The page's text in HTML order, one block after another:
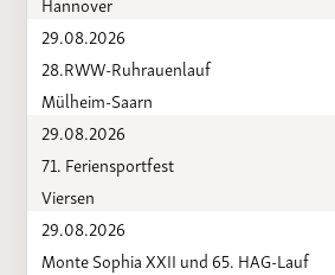
29.08.2026
28.RWW-Ruhrauenlauf
Mülheim-Saarn
29.08.2026
71. Feriensportfest
Viersen
29.08.2026
Monte Sophia XXII und 65. HAG-Lauf